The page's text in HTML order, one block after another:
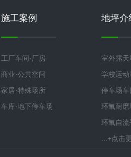
施工案例
工厂车间·厂房
商业·公共空间
家居·特殊场所
车库·地下停车场
地坪介
室外露天
学校运
停车场
环氧耐磨
环氧自流
...+点击